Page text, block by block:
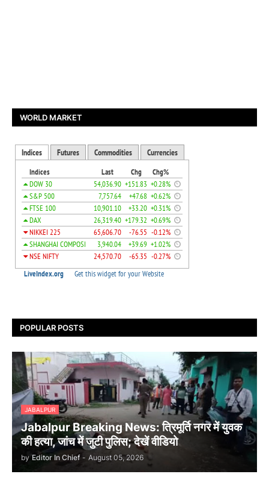
WORLD MARKET
POPULAR POSTS
JABALPUR
Jabalpur Breaking News: त्रिमूर्ति नगर में युवक
की हत्या, जांच में जुटी पुलिस; देखें वीडियो
by Editor In Chief - August 05, 2026